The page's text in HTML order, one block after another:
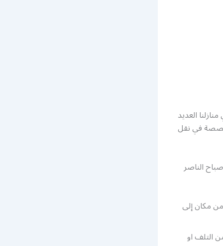
العديد
في نقل
الناصر
مكان إلى
التلف او